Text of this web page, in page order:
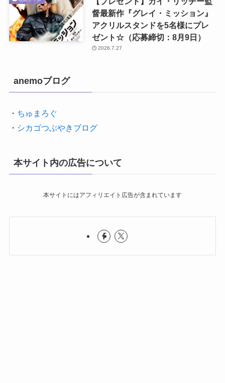
督最新作『グレイ・ミッション』
アクリルスタンドを5名様にプレ
ゼント☆（応募締切：8月9日）
2026.7.27
anemoブログ
・ ちゅまろぐ
・ シカゴつぶやきブログ
本サイト内の広告について
本サイトにはアフィリエイト広告が含まれています